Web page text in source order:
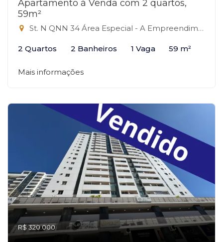
Apartamento à Venda com 2 quartos,
59m²
St. N QNN 34 Área Especial - A Empreendimento, 34 - QNN, Ceilândia-DF
2 Quartos 2 Banheiros 1 Vaga 59 m²
Mais informações
R$ 320.000